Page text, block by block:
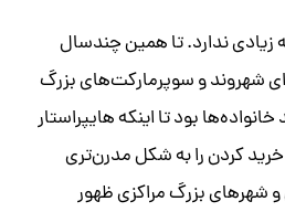
زیادی ندارد. تا همین چند‌سال
شهروند و سوپرمارکت‌های بزرگ
بود تا اینکه‌ هایپراستار
کردن را به شکل مدرن‌تری
و شهرهای بزرگ مراکزی ظهور